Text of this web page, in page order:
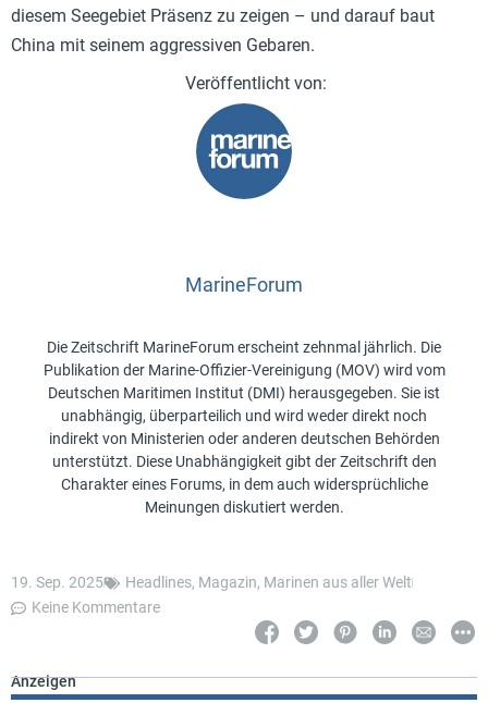
diesem Seegebiet Präsenz zu zeigen – und darauf baut
China mit seinem aggressiven Gebaren.
MarineForum
Die Zeitschrift MarineForum erscheint zehnmal jährlich. Die
Publikation der Marine-Offizier-Vereinigung (MOV) wird vom
Deutschen Maritimen Institut (DMI) herausgegeben. Sie ist
unabhängig, überparteilich und wird weder direkt noch
indirekt von Ministerien oder anderen deutschen Behörden
unterstützt. Diese Unabhängigkeit gibt der Zeitschrift den
Charakter eines Forums, in dem auch widersprüchliche
Meinungen diskutiert werden.
19. Sep. 2025 Headlines, Magazin, Marinen aus aller Welt
Keine Kommentare
Anzeigen